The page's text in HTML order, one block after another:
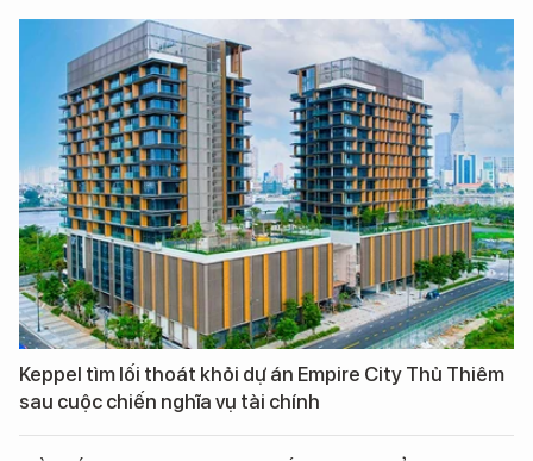
Keppel tìm lối thoát khỏi dự án Empire City Thủ Thiêm
sau cuộc chiến nghĩa vụ tài chính